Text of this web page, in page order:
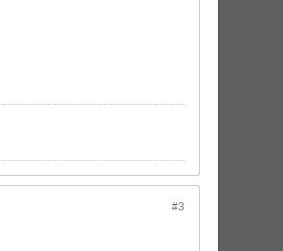
#3